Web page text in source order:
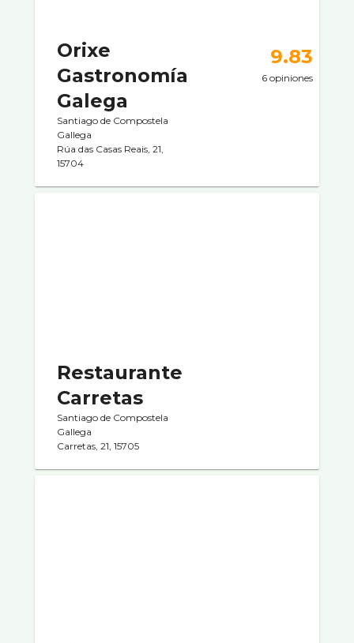
Orixe
Gastronomía
Galega
Santiago de Compostela
Gallega
Rúa das Casas Reais, 21,
15704
9.83
6 opiniones
Restaurante
Carretas
Santiago de Compostela
Gallega
Carretas, 21, 15705